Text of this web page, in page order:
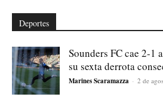
Deportes
Sounders FC cae 2-1
su sexta derrota
Marines Scaramazza - 2 de